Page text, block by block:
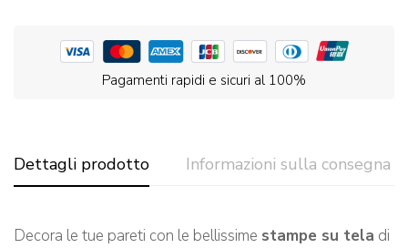
Pagamenti rapidi e sicuri al 100%
Dettagli prodotto Informazioni sulla consegna
Decora le tue pareti con le bellissime stampe su tela di